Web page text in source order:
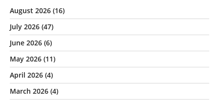
August 2026 (16)
July 2026 (47)
June 2026 (6)
May 2026 (11)
April 2026 (4)
March 2026 (4)